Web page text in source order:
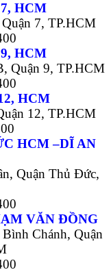
HCM
7, TP.HCM
HCM
Quận 9, TP.HCM
HCM
12, TP.HCM
HCM –DĨ AN
Quận Thủ Đức,
VĂN ĐỒNG
Chánh, Quận